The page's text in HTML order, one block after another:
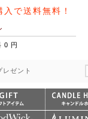
入で送料無料！
0 円
ゼント